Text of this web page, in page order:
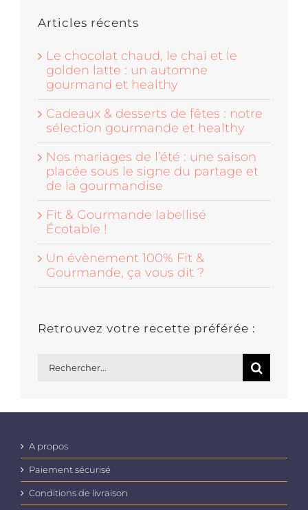
Articles récents
Le chocolat chaud, le chaï et le
golden latte : un automne
gourmand et healthy
Cadeaux & desserts de fêtes : notre
sélection gourmande et healthy
Nos mariages de l’été : une saison
placée sous le signe du partage et
de la gourmandise
Fit & Gourmande labellisé
Écotable !
Un évènement 100% Fit &
Gourmande, ça vous dit ?
Retrouvez votre recette préférée :
A propos
Paiement sécurisé
Conditions de livraison